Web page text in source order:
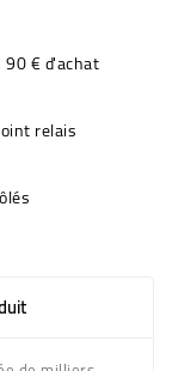
€ d'achat
relais